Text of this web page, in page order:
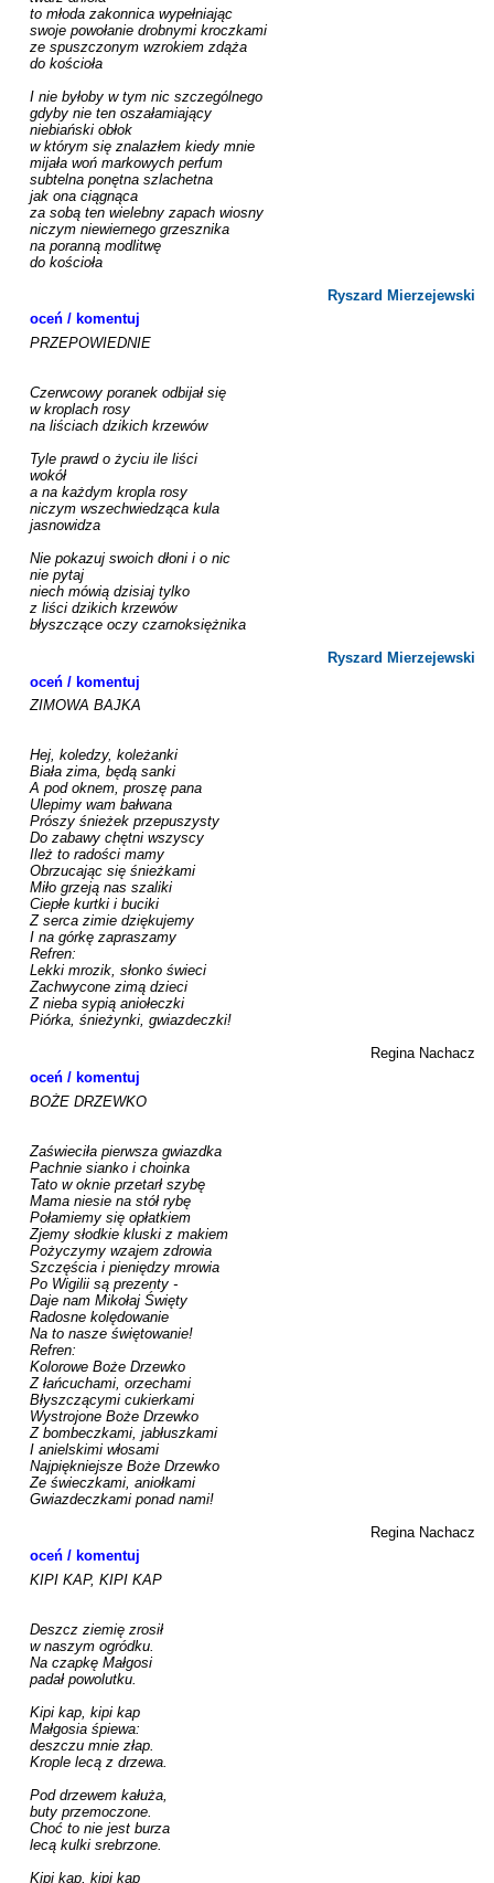
to młoda zakonnica wypełniając
swoje powołanie drobnymi kroczkami
ze spuszczonym wzrokiem zdąża
do kościoła
I nie byłoby w tym nic szczególnego
gdyby nie ten oszałamiający
niebiański obłok
w którym się znalazłem kiedy mnie
mijała woń markowych perfum
subtelna ponętna szlachetna
jak ona ciągnąca
za sobą ten wielebny zapach wiosny
niczym niewiernego grzesznika
na poranną modlitwę
do kościoła
Ryszard Mierzejewski
oceń / komentuj
PRZEPOWIEDNIE
Czerwcowy poranek odbijał się
w kroplach rosy
na liściach dzikich krzewów
Tyle prawd o życiu ile liści
wokół
a na każdym kropla rosy
niczym wszechwiedząca kula
jasnowidza
Nie pokazuj swoich dłoni i o nic
nie pytaj
niech mówią dzisiaj tylko
z liści dzikich krzewów
błyszczące oczy czarnoksiężnika
Ryszard Mierzejewski
oceń / komentuj
ZIMOWA BAJKA
Hej, koledzy, koleżanki
Biała zima, będą sanki
A pod oknem, proszę pana
Ulepimy wam bałwana
Prószy śnieżek przepuszysty
Do zabawy chętni wszyscy
Ileż to radości mamy
Obrzucając się śnieżkami
Miło grzeją nas szaliki
Ciepłe kurtki i buciki
Z serca zimie dziękujemy
I na górkę zapraszamy
Refren:
Lekki mrozik, słonko świeci
Zachwycone zimą dzieci
Z nieba sypią aniołeczki
Piórka, śnieżynki, gwiazdeczki!
Regina Nachacz
oceń / komentuj
BOŻE DRZEWKO
Zaświeciła pierwsza gwiazdka
Pachnie sianko i choinka
Tato w oknie przetarł szybę
Mama niesie na stół rybę
Połamiemy się opłatkiem
Zjemy słodkie kluski z makiem
Pożyczymy wzajem zdrowia
Szczęścia i pieniędzy mrowia
Po Wigilii są prezenty -
Daje nam Mikołaj Święty
Radosne kolędowanie
Na to nasze świętowanie!
Refren:
Kolorowe Boże Drzewko
Z łańcuchami, orzechami
Błyszczącymi cukierkami
Wystrojone Boże Drzewko
Z bombeczkami, jabłuszkami
I anielskimi włosami
Najpiękniejsze Boże Drzewko
Ze świeczkami, aniołkami
Gwiazdeczkami ponad nami!
Regina Nachacz
oceń / komentuj
KIPI KAP, KIPI KAP
Deszcz ziemię zrosił
w naszym ogródku.
Na czapkę Małgosi
padał powolutku.
Kipi kap, kipi kap
Małgosia śpiewa:
deszczu mnie złap.
Krople lecą z drzewa.
Pod drzewem kałuża,
buty przemoczone.
Choć to nie jest burza
lecą kulki srebrzone.
Kipi kap, kipi kap